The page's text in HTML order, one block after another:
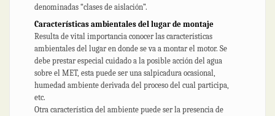
denominadas “clases de aislación”.
Características ambientales del lugar de montaje
Resulta de vital importancia conocer las características
ambientales del lugar en donde se va a montar el motor. Se
debe prestar especial cuidado a la posible acción del agua
sobre el MET, esta puede ser una salpicadura ocasional,
humedad ambiente derivada del proceso del cual participa,
etc.
Otra característica del ambiente puede ser la presencia de